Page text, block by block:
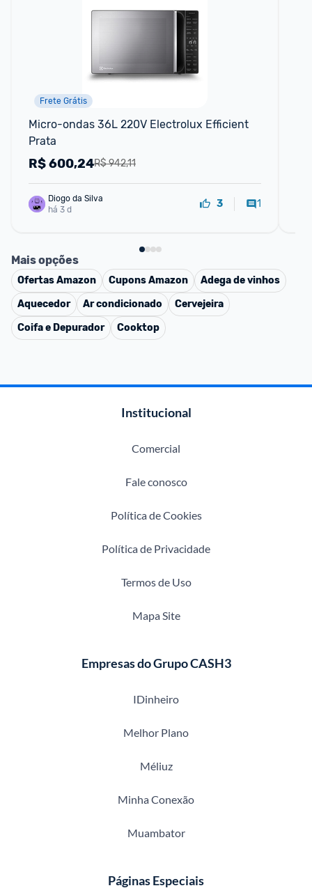
Frete Grátis
Micro-ondas 36L 220V Electrolux Efficient
Prata
R$ 942,11
R$600,24
Diogo da Silva
há 3 d
3 1
Mais opções
OfertasAmazon CuponsAmazon
Adega de vinhos
Aquecedor
Ar condicionado
Cervejeira
Coifa e Depurador
Cooktop
Institucional
Comercial
Fale conosco
Política de Cookies
Política de Privacidade
Termos de Uso
Mapa Site
Empresas do Grupo CASH3
IDinheiro
Melhor Plano
Méliuz
Minha Conexão
Muambator
Páginas Especiais